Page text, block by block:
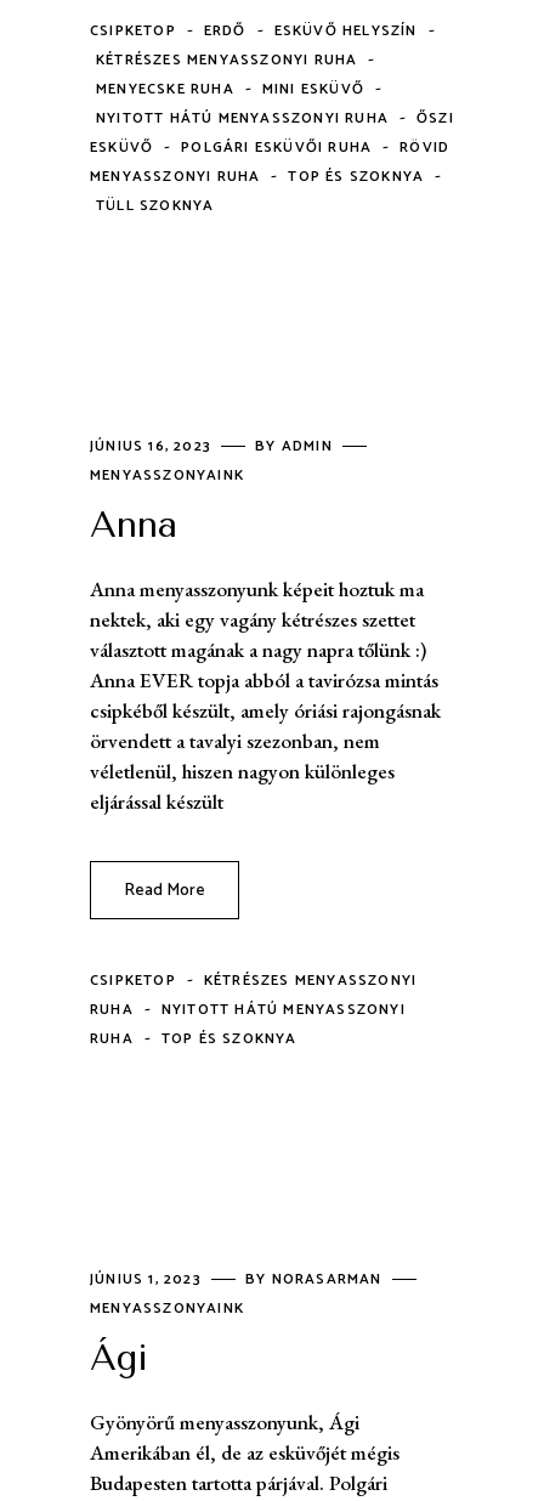
CSIPKETOP - ERDŐ - ESKÜVŐ HELYSZÍN -
KÉTRÉSZES MENYASSZONYI RUHA -
MENYECSKE RUHA - MINI ESKÜVŐ -
NYITOTT HÁTÚ MENYASSZONYI RUHA - ŐSZI
ESKÜVŐ - POLGÁRI ESKÜVŐI RUHA - RÖVID
MENYASSZONYI RUHA - TOP ÉS SZOKNYA -
TÜLL SZOKNYA
JÚNIUS 16, 2023 BY ADMIN
MENYASSZONYAINK
Anna
Anna menyasszonyunk képeit hoztuk ma
nektek, aki egy vagány kétrészes szettet
választott magának a nagy napra tőlünk :)
Anna EVER topja abból a tavirózsa mintás
csipkéből készült, amely óriási rajongásnak
örvendett a tavalyi szezonban, nem
véletlenül, hiszen nagyon különleges
eljárással készült
Read More
CSIPKETOP - KÉTRÉSZES MENYASSZONYI
RUHA - NYITOTT HÁTÚ MENYASSZONYI
RUHA - TOP ÉS SZOKNYA
JÚNIUS 1, 2023 BY NORASARMAN
MENYASSZONYAINK
Ági
Gyönyörű menyasszonyunk, Ági
Amerikában él, de az esküvőjét mégis
Budapesten tartotta párjával. Polgári